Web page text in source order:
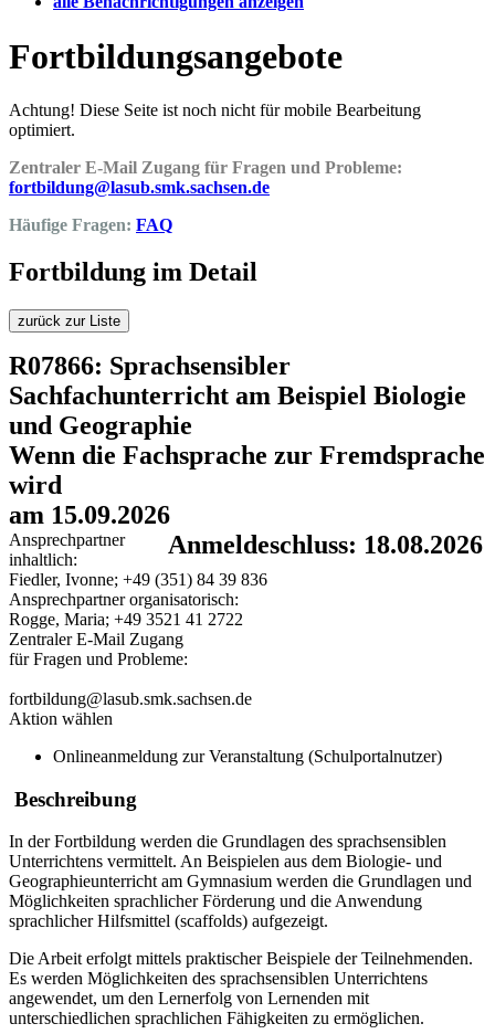
Fortbildungsangebote
Achtung! Diese Seite ist noch nicht für mobile Bearbeitung
optimiert.
Zentraler E-Mail Zugang für Fragen und Probleme:
fortbildung@lasub.smk.sachsen.de
Häufige Fragen: FAQ
Fortbildung im Detail
zurück zur Liste
R07866: Sprachsensibler
Sachfachunterricht am Beispiel Biologie
und Geographie
Wenn die Fachsprache zur Fremdsprache
wird
am 15.09.2026
Anmeldeschluss: 18.08.2026
Ansprechpartner
inhaltlich:
Fiedler, Ivonne; +49 (351) 84 39 836
Ansprechpartner organisatorisch:
Rogge, Maria; +49 3521 41 2722
Zentraler E-Mail Zugang
für Fragen und Probleme:
fortbildung@lasub.smk.sachsen.de
Aktion wählen
Onlineanmeldung zur Veranstaltung (Schulportalnutzer)
Beschreibung
In der Fortbildung werden die Grundlagen des sprachsensiblen
Unterrichtens vermittelt. An Beispielen aus dem Biologie- und
Geographieunterricht am Gymnasium werden die Grundlagen und
Möglichkeiten sprachlicher Förderung und die Anwendung
sprachlicher Hilfsmittel (scaffolds) aufgezeigt.
Die Arbeit erfolgt mittels praktischer Beispiele der Teilnehmenden.
Es werden Möglichkeiten des sprachsensiblen Unterrichtens
angewendet, um den Lernerfolg von Lernenden mit
unterschiedlichen sprachlichen Fähigkeiten zu ermöglichen.